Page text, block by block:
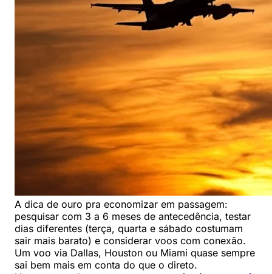
A dica de ouro pra economizar em passagem:
pesquisar com 3 a 6 meses de antecedência, testar
dias diferentes (terça, quarta e sábado costumam
sair mais barato) e considerar voos com conexão.
Um voo via Dallas, Houston ou Miami quase sempre
sai bem mais em conta do que o direto.